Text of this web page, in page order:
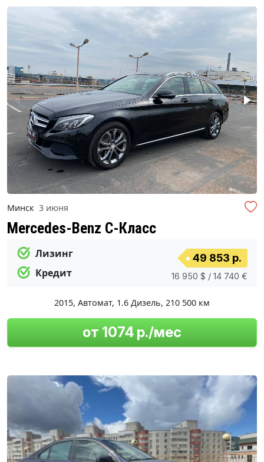
Минск 3 июня
Mercedes-Benz C-Класс
Лизинг
Кредит
49 853 р.
16 950 $ / 14 740 €
2015, Автомат, 1.6 Дизель, 210 500 км
от 1074 р./мес